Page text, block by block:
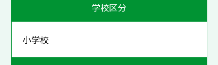
学校区分
小学校